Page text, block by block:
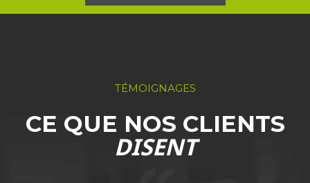
TÉMOIGNAGES
CE QUE NOS CLIENTS
DISENT